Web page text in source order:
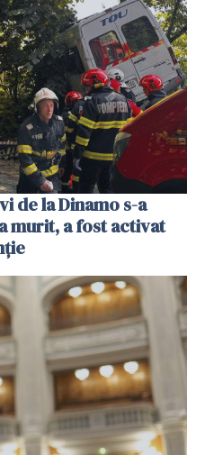
de la Dinamo s-a
murit, a fost activat